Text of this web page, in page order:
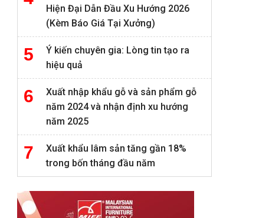
Hiện Đại Dẫn Đầu Xu Hướng 2026
(Kèm Báo Giá Tại Xưởng)
Ý kiến chuyên gia: Lòng tin tạo ra
hiệu quả
Xuất nhập khẩu gỗ và sản phẩm gỗ
năm 2024 và nhận định xu hướng
năm 2025
Xuất khẩu lâm sản tăng gần 18%
trong bốn tháng đầu năm